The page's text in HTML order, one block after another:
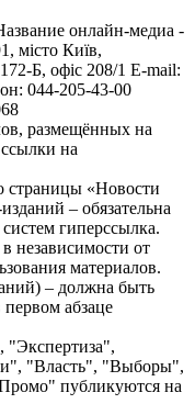
онлайн-медиа -
місто Київ,
Б, офіс 208/1 E-mail:
044-205-43-00
размещённых на
на
страницы «Новости
– обязательна
гиперссылка.
независимости от
материалов.
– должна быть
абзаце
"Власть", "Выборы",
публикуются на